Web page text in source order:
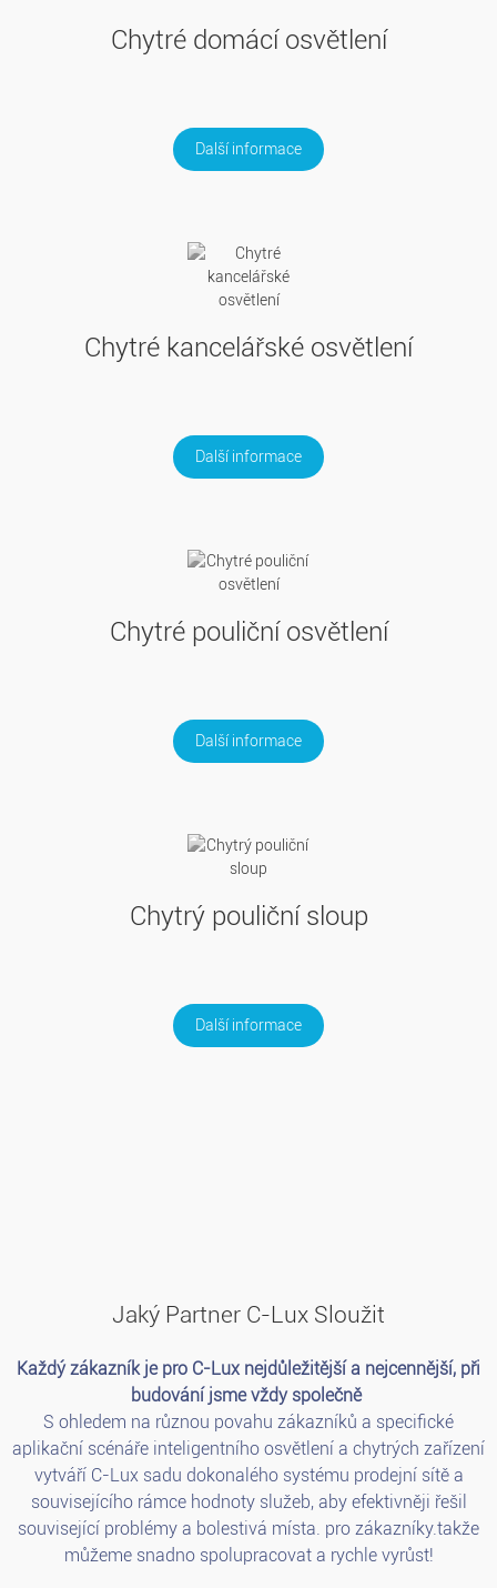
Chytré domácí osvětlení
Další informace
Chytré kancelářské osvětlení
Další informace
Chytré pouliční osvětlení
Další informace
Chytrý pouliční sloup
Další informace
Jaký Partner C-Lux Sloužit
Každý zákazník je pro C-Lux nejdůležitější a nejcennější, při
budování jsme vždy společně
S ohledem na různou povahu zákazníků a specifické
aplikační scénáře inteligentního osvětlení a chytrých zařízení
vytváří C-Lux sadu dokonalého systému prodejní sítě a
souvisejícího rámce hodnoty služeb, aby efektivněji řešil
související problémy a bolestivá místa. pro zákazníky.takže
můžeme snadno spolupracovat a rychle vyrůst!